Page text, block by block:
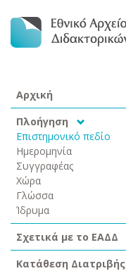
Αρχική
Πλοήγηση
Επιστημονικό πεδίο
Ημερομηνία
Συγγραφέας
Χώρα
Γλώσσα
Ίδρυμα
Σχετικά με το ΕΑΔΔ
Κατάθεση Διατριβής